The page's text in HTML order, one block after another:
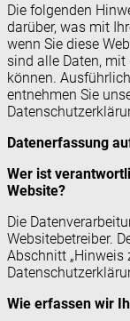
Die folgenden
darüber, was mit
wenn Sie diese
sind alle Daten,
können.
entnehmen Sie
Datenerfassung
Wer ist
Website?
Die
Websitebetreiber.
Abschnitt „Hinweis
Wie erfassen wir